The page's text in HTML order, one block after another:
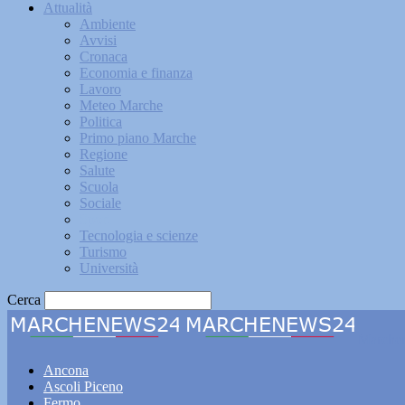
Attualità
Ambiente
Avvisi
Cronaca
Economia e finanza
Lavoro
Meteo Marche
Politica
Primo piano Marche
Regione
Salute
Scuola
Sociale
Tecnologia e scienze
Turismo
Università
Cerca
Ancona
Ascoli Piceno